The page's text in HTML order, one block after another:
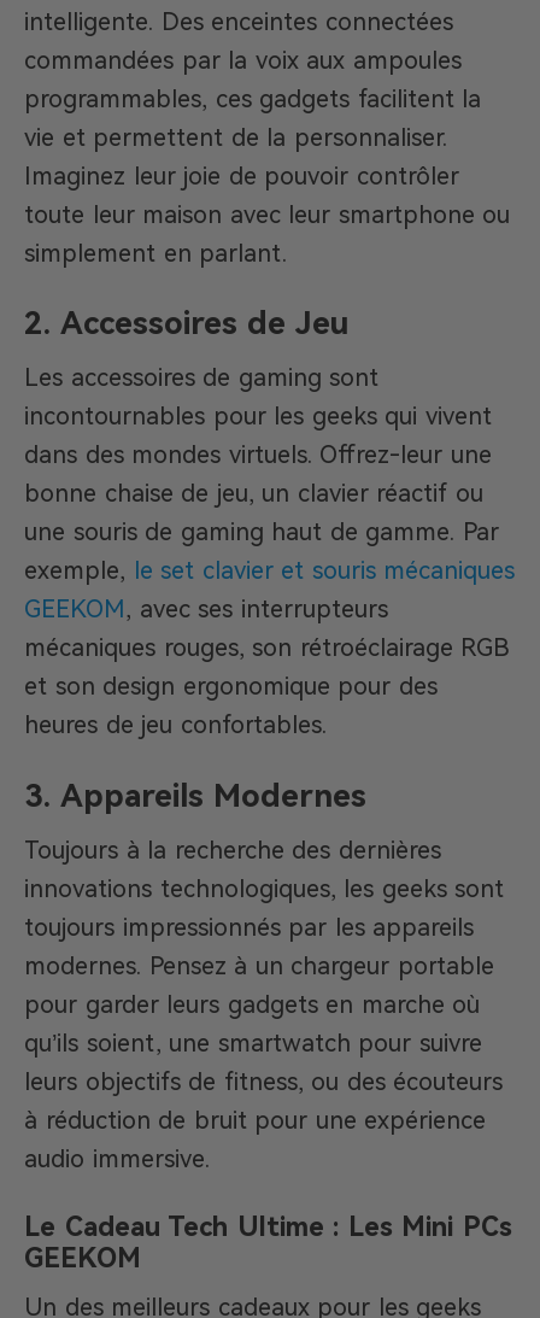
intelligente. Des enceintes connectées
commandées par la voix aux ampoules
programmables, ces gadgets facilitent la
vie et permettent de la personnaliser.
Imaginez leur joie de pouvoir contrôler
toute leur maison avec leur smartphone ou
simplement en parlant.
2. Accessoires de Jeu
Les accessoires de gaming sont
incontournables pour les geeks qui vivent
dans des mondes virtuels. Offrez-leur une
bonne chaise de jeu, un clavier réactif ou
une souris de gaming haut de gamme. Par
exemple, le set clavier et souris mécaniques
GEEKOM , avec ses interrupteurs
mécaniques rouges, son rétroéclairage RGB
et son design ergonomique pour des
heures de jeu confortables.
3. Appareils Modernes
Toujours à la recherche des dernières
innovations technologiques, les geeks sont
toujours impressionnés par les appareils
modernes. Pensez à un chargeur portable
pour garder leurs gadgets en marche où
qu’ils soient, une smartwatch pour suivre
leurs objectifs de fitness, ou des écouteurs
à réduction de bruit pour une expérience
audio immersive.
Le Cadeau Tech Ultime : Les Mini PCs
GEEKOM
Un des meilleurs cadeaux pour les geeks